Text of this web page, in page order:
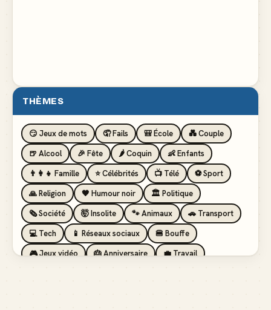
THÈMES
😏 Jeux de mots 🤦 Fails 🎒 École
💑 Couple
🍺 Alcool
🎉 Fête 🌶️ Coquin
👶 Enfants
👨‍👩‍👧 Famille
⭐ Célébrités 📺 Télé
⚽ Sport
🙏 Religion
🖤 Humour noir
🏛️ Politique
🗞️ Société
🤯 Insolite 🐾 Animaux
🚗 Transport
💻 Tech
📱 Réseaux sociaux
🍔 Bouffe
🎮 Jeux vidéo
🎂 Anniversaire
💼 Travail